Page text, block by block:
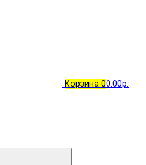
Корзина 00.00р.